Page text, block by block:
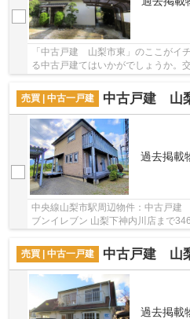
「中古戸建 山梨市東」のここがイ
る中古戸建てはいかがでしょうか。
周辺の物件探しは、＆ Life スカイズ
売買 | 中古一戸建
中古戸建 山
過去掲載
中央線山梨市駅周辺物件：中古戸
ブンイレブン 山梨下神内川店まで
売買 | 中古一戸建
中古戸建 山
過去掲載